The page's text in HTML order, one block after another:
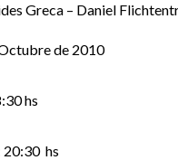
Greca – Daniel
de 2010
hs
20:30 hs